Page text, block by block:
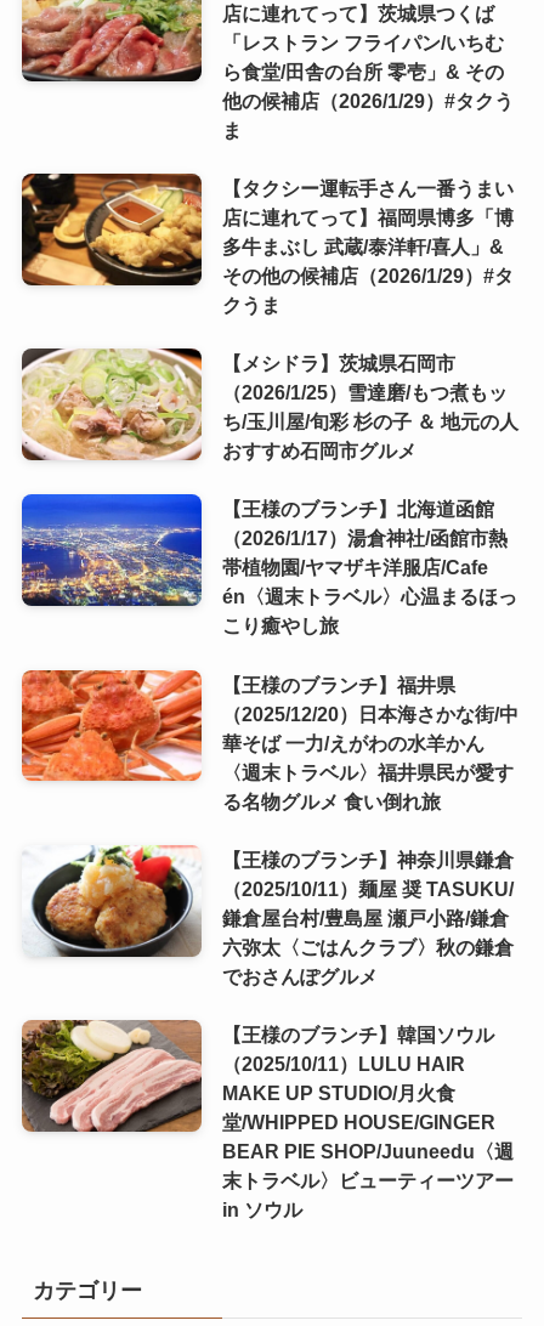
店に連れてって】茨城県つくば
「レストラン フライパン/いちむ
ら食堂/田舎の台所 零壱」& その
他の候補店（2026/1/29）#タクう
ま
【タクシー運転手さん一番うまい
店に連れてって】福岡県博多「博
多牛まぶし 武蔵/泰洋軒/喜人」&
その他の候補店（2026/1/29）#タ
クうま
【メシドラ】茨城県石岡市
（2026/1/25）雪達磨/もつ煮もッ
ち/玉川屋/旬彩 杉の子 ＆ 地元の人
おすすめ石岡市グルメ
【王様のブランチ】北海道函館
（2026/1/17）湯倉神社/函館市熱
帯植物園/ヤマザキ洋服店/Cafe
én〈週末トラベル〉心温まるほっ
こり癒やし旅
【王様のブランチ】福井県
（2025/12/20）日本海さかな街/中
華そば 一力/えがわの水羊かん
〈週末トラベル〉福井県民が愛す
る名物グルメ 食い倒れ旅
【王様のブランチ】神奈川県鎌倉
（2025/10/11）麺屋 奨 TASUKU/
鎌倉屋台村/豊島屋 瀬戸小路/鎌倉
六弥太〈ごはんクラブ〉秋の鎌倉
でおさんぽグルメ
【王様のブランチ】韓国ソウル
（2025/10/11）LULU HAIR
MAKE UP STUDIO/月火食
堂/WHIPPED HOUSE/GINGER
BEAR PIE SHOP/Juuneedu〈週
末トラベル〉ビューティーツアー
in ソウル
カテゴリー